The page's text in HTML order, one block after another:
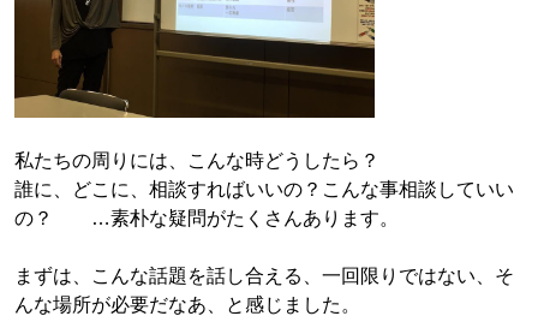
私たちの周りには、こんな時どうしたら？
誰に、どこに、相談すればいいの？こんな事相談していい
の？ …素朴な疑問がたくさんあります。
まずは、こんな話題を話し合える、一回限りではない、そ
んな場所が必要だなあ、と感じました。